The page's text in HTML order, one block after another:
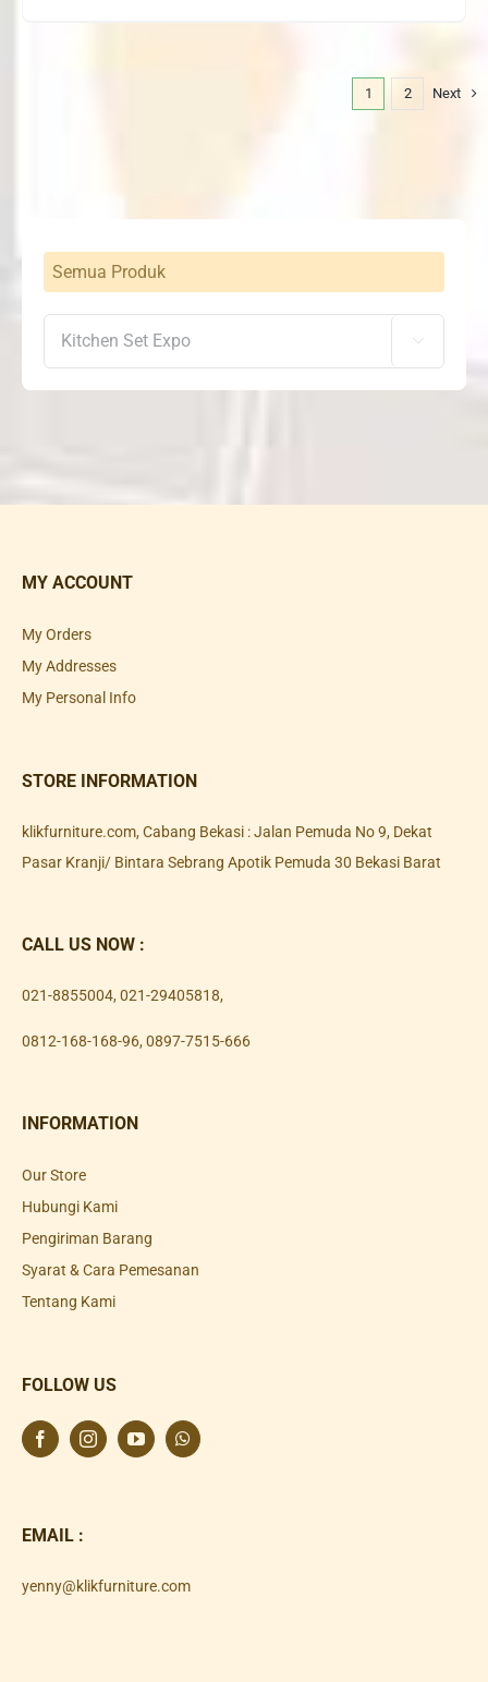
1 2 Next
Semua Produk

MY ACCOUNT
My Orders
My Addresses
My Personal Info
STORE INFORMATION
klikfurniture.com, Cabang Bekasi : Jalan Pemuda No 9, Dekat
Pasar Kranji/ Bintara Sebrang Apotik Pemuda 30 Bekasi Barat
CALL US NOW :
021-8855004, 021-29405818,
0812-168-168-96, 0897-7515-666
INFORMATION
Our Store
Hubungi Kami
Pengiriman Barang
Syarat & Cara Pemesanan
Tentang Kami
FOLLOW US
EMAIL :
yenny@klikfurniture.com